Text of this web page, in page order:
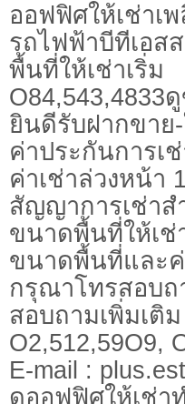
ออฟฟิศให้เช่า
รถไฟฟ้าบีทีเอ
พื้นที่ให้เช่าเ
ยินดีรับฝากขาย
ค่าประกันการเ
ค่าเช่าล่วงหน้า
สัญญาการเช่าส
ขนาดพื้นที่ให้เช่
ขนาดพื้นที่และ
กรุณาโทรสอบถ
สอบถามเพิ่ม
O2,512,59O9,
E-mail :
ดูออฟฟิศให้เช่